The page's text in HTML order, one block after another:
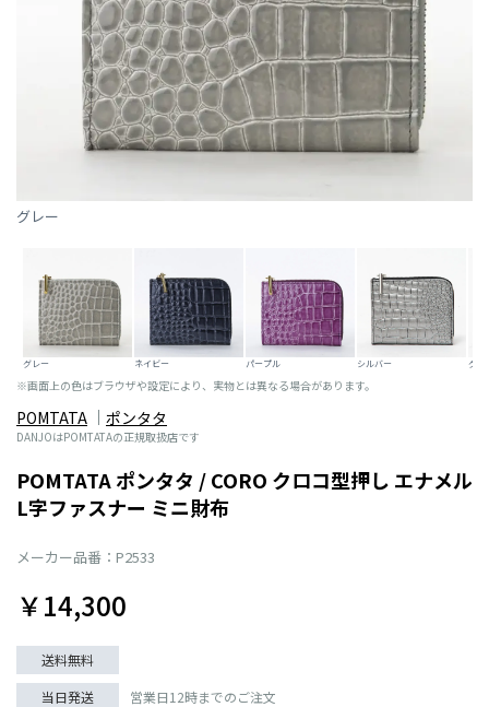
グレー
グレー ネイビー パープル シルバー グリ
※画面上の色はブラウザや設定により、実物とは異なる場合があります。
POMTATA ポンタタ
DANJOはPOMTATAの正規取扱店です
POMTATA ポンタタ / CORO クロコ型押し エナメル
L字ファスナー ミニ財布
メーカー品番：P2533
￥14,300
送料無料
当日発送
営業日12時までのご注文